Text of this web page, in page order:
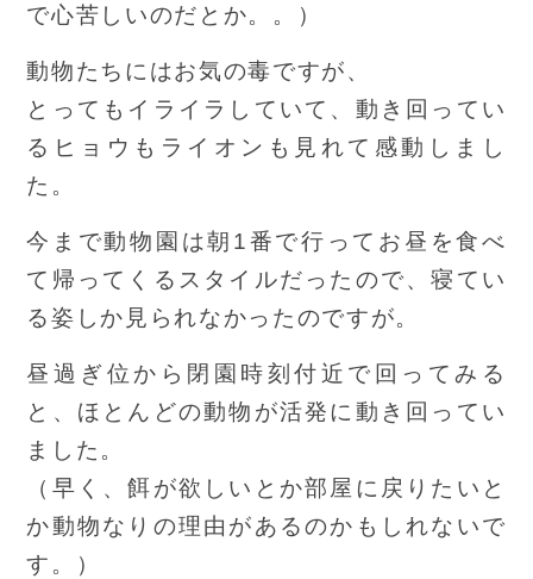
で心苦しいのだとか。。）
動物たちにはお気の毒ですが、
とってもイライラしていて、動き回ってい
るヒョウもライオンも見れて感動しまし
た。
今まで動物園は朝1番で行ってお昼を食べ
て帰ってくるスタイルだったので、寝てい
る姿しか見られなかったのですが。
昼過ぎ位から閉園時刻付近で回ってみる
と、ほとんどの動物が活発に動き回ってい
ました。
（早く、餌が欲しいとか部屋に戻りたいと
か動物なりの理由があるのかもしれないで
す。）